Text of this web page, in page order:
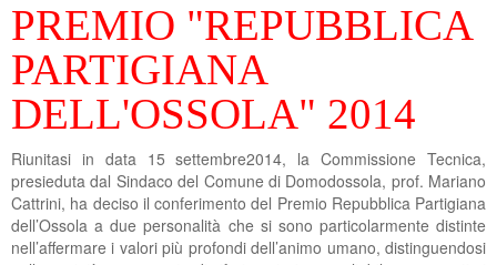
PREMIO "REPUBBLICA
PARTIGIANA
DELL'OSSOLA" 2014
Riunitasi in data 15 settembre2014, la Commissione Tecnica,
presieduta dal Sindaco del Comune di Domodossola, prof. Mariano
Cattrini, ha deciso il conferimento del Premio Repubblica Partigiana
dell’Ossola a due personalità che si sono particolarmente distinte
nell’affermare i valori più profondi dell’animo umano, distinguendosi